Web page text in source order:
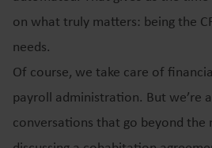
on what truly matters: being the
needs.
Of course, we take care of
payroll administration. But we’re
conversations that go beyond the